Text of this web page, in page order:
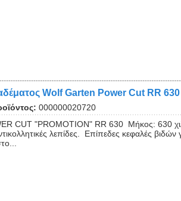
Wolf Garten Power Cut RR
000000020720
CUT "PROMOTION" RR 630 Μήκος: 630
λεπίδες. Επίπεδες κεφαλές βιδών